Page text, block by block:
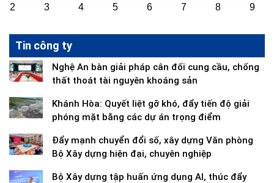
2 3 4 5 6 7 8 9
Tin công ty
Nghệ An bàn giải pháp cân đối cung cầu, chống
thất thoát tài nguyên khoáng sản
Khánh Hòa: Quyết liệt gỡ khó, đẩy tiến độ giải
phóng mặt bằng các dự án trọng điểm
Đẩy mạnh chuyển đổi số, xây dựng Văn phòng
Bộ Xây dựng hiện đại, chuyên nghiệp
Bộ Xây dựng tập huấn ứng dụng AI, thúc đẩy